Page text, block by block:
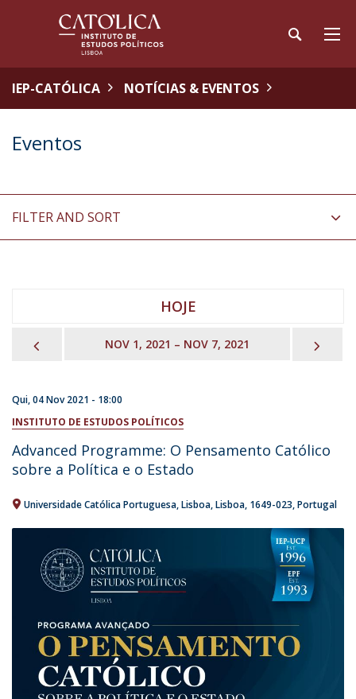
IEP-CATÓLICA NOTÍCIAS & EVENTOS
Eventos
FILTER AND SORT
HOJE
PREVIOUSNOV 1, 2021 – NOV 7, 2021
Qui, 04 Nov 2021 - 18:00
INSTITUTO DE ESTUDOS POLÍTICOS
Advanced Programme: O Pensamento Católico
sobre a Política e o Estado
Universidade Católica Portuguesa Lisboa Lisboa 1649-023 Portugal